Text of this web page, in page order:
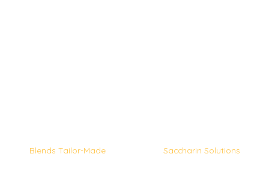
Blends Tailor-Made Saccharin Solutions